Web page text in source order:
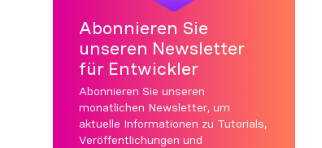
Abonnieren Sie
unseren Newsletter
für Entwickler
Abonnieren Sie unseren
monatlichen Newsletter, um
aktuelle Informationen zu Tutorials,
Veröffentlichungen und